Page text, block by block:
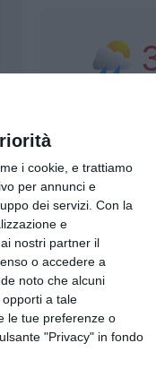
i cookie, e trattiamo
per annunci e
dei servizi. Con la
e
nostri partner il
o accedere a
noto che alcuni
a tale
le tue preferenze o
"Privacy" in fondo
Ricevi